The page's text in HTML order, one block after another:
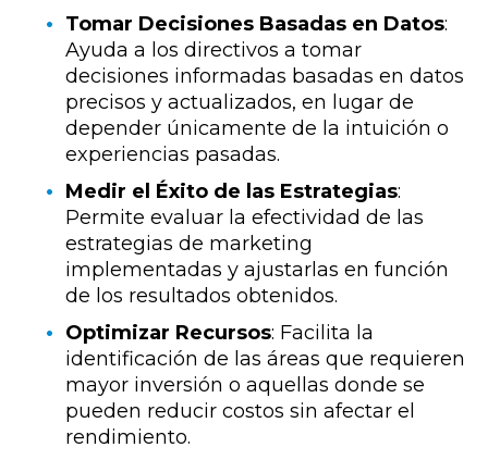
Tomar Decisiones Basadas en Datos:
Ayuda a los directivos a tomar
decisiones informadas basadas en datos
precisos y actualizados, en lugar de
depender únicamente de la intuición o
experiencias pasadas.
Medir el Éxito de las Estrategias:
Permite evaluar la efectividad de las
estrategias de marketing
implementadas y ajustarlas en función
de los resultados obtenidos.
Optimizar Recursos: Facilita la
identificación de las áreas que requieren
mayor inversión o aquellas donde se
pueden reducir costos sin afectar el
rendimiento.